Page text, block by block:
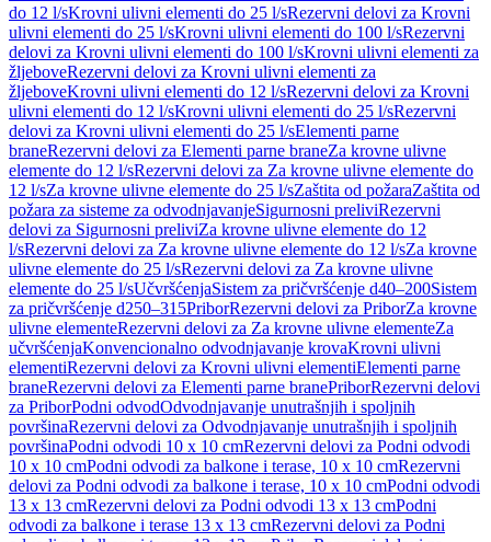
do 12 l/sKrovni ulivni elementi do 25 l/sRezervni delovi za Krovni
ulivni elementi do 25 l/sKrovni ulivni elementi do 100 l/sRezervni
delovi za Krovni ulivni elementi do 100 l/sKrovni ulivni elementi za
žljeboveRezervni delovi za Krovni ulivni elementi za
žljeboveKrovni ulivni elementi do 12 l/sRezervni delovi za Krovni
ulivni elementi do 12 l/sKrovni ulivni elementi do 25 l/sRezervni
delovi za Krovni ulivni elementi do 25 l/sElementi parne
braneRezervni delovi za Elementi parne braneZa krovne ulivne
elemente do 12 l/sRezervni delovi za Za krovne ulivne elemente do
12 l/sZa krovne ulivne elemente do 25 l/sZaštita od požaraZaštita od
požara za sisteme za odvodnjavanjeSigurnosni preliviRezervni
delovi za Sigurnosni preliviZa krovne ulivne elemente do 12
l/sRezervni delovi za Za krovne ulivne elemente do 12 l/sZa krovne
ulivne elemente do 25 l/sRezervni delovi za Za krovne ulivne
elemente do 25 l/sUčvršćenjaSistem za pričvršćenje d40–200Sistem
za pričvršćenje d250–315PriborRezervni delovi za PriborZa krovne
ulivne elementeRezervni delovi za Za krovne ulivne elementeZa
učvršćenjaKonvencionalno odvodnjavanje krovaKrovni ulivni
elementiRezervni delovi za Krovni ulivni elementiElementi parne
braneRezervni delovi za Elementi parne branePriborRezervni delovi
za PriborPodni odvodOdvodnjavanje unutrašnjih i spoljnih
površinaRezervni delovi za Odvodnjavanje unutrašnjih i spoljnih
površinaPodni odvodi 10 x 10 cmRezervni delovi za Podni odvodi
10 x 10 cmPodni odvodi za balkone i terase, 10 x 10 cmRezervni
delovi za Podni odvodi za balkone i terase, 10 x 10 cmPodni odvodi
13 x 13 cmRezervni delovi za Podni odvodi 13 x 13 cmPodni
odvodi za balkone i terase 13 x 13 cmRezervni delovi za Podni